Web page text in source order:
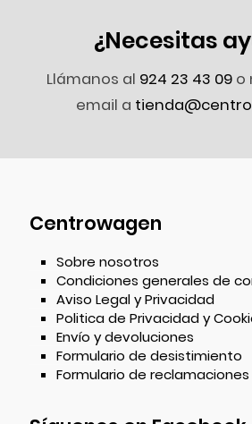
¿Necesitas
Llámanos al 924 23 43 09o
email a
Centrowagen
Sobre nosotros
Condiciones generales de
Aviso Legal y Privacidad
Politica de Privacidad y
Envío y devoluciones
Formulario de desistimiento
Formulario de reclamaciones